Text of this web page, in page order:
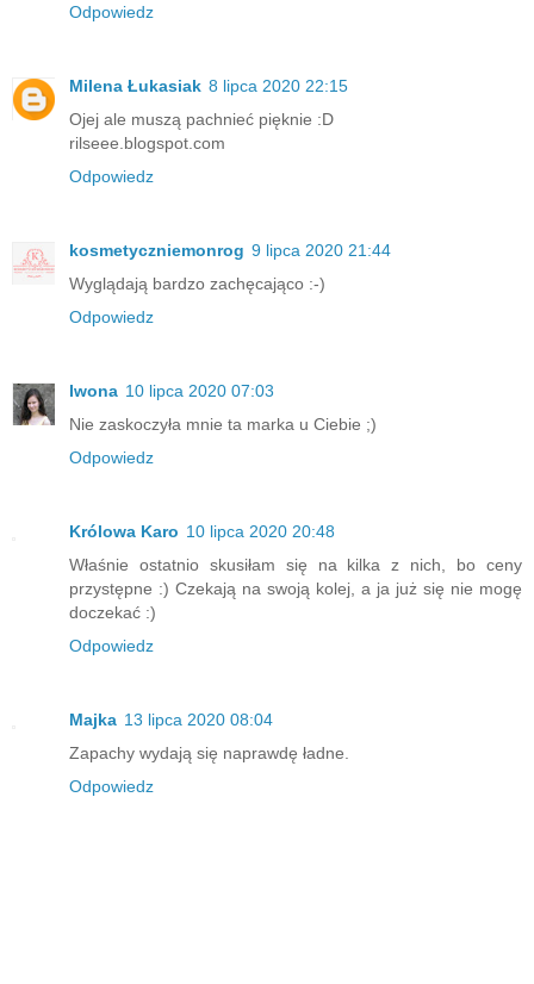
Odpowiedz
Milena Łukasiak 8 lipca 2020 22:15
Ojej ale muszą pachnieć pięknie :D
rilseee.blogspot.com
Odpowiedz
kosmetyczniemonrog 9 lipca 2020 21:44
Wyglądają bardzo zachęcająco :-)
Odpowiedz
Iwona 10 lipca 2020 07:03
Nie zaskoczyła mnie ta marka u Ciebie ;)
Odpowiedz
Królowa Karo 10 lipca 2020 20:48
Właśnie ostatnio skusiłam się na kilka z nich, bo ceny
przystępne :) Czekają na swoją kolej, a ja już się nie mogę
doczekać :)
Odpowiedz
Majka 13 lipca 2020 08:04
Zapachy wydają się naprawdę ładne.
Odpowiedz